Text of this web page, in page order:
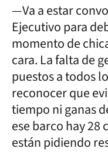
—Va a estar
Ejecutivo para
momento de
cara. La falta de
puestos a todos
reconocer que
tiempo ni ganas
ese barco hay 28
están pidiendo